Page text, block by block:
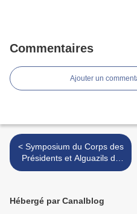
Commentaires
Ajouter un
< Symposium du Corps des
Présidents et Alguazils de
corridas
Hébergé par Canalblog